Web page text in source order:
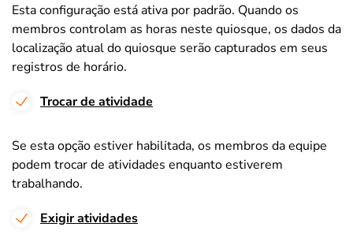
Esta configuração está ativa por padrão. Quando os
membros controlam as horas neste quiosque, os dados da
localização atual do quiosque serão capturados em seus
registros de horário.
Trocar de atividade
Se esta opção estiver habilitada, os membros da equipe
podem trocar de atividades enquanto estiverem
trabalhando.
Exigir atividades